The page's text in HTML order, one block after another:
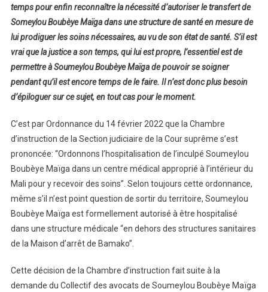
temps pour enfin reconnaître la nécessité d’autoriser le transfert de
Someylou Boubèye Maïga dans une structure de santé en mesure de
lui prodiguer les soins nécessaires, au vu de son état de santé. S’il est
vrai que la justice a son temps, qui lui est propre, l’essentiel est de
permettre à Soumeylou Boubèye Maïga de pouvoir se soigner
pendant qu’il est encore temps de le faire. Il n’est donc plus besoin
d’épiloguer sur ce sujet, en tout cas pour le moment.
C’est par Ordonnance du 14 février 2022 que la Chambre
d’instruction de la Section judiciaire de la Cour suprême s’est
prononcée: “Ordonnons l’hospitalisation de l’inculpé Soumeylou
Boubèye Maïga dans un centre médical approprié à l’intérieur du
Mali pour y recevoir des soins”. Selon toujours cette ordonnance,
même s’il n’est point question de sortir du territoire, Soumeylou
Boubèye Maïga est formellement autorisé à être hospitalisé
dans une structure médicale “en dehors des structures sanitaires
de la Maison d’arrêt de Bamako”.
Cette décision de la Chambre d’instruction fait suite à la
demande du Collectif des avocats de Soumeylou Boubèye Maïga